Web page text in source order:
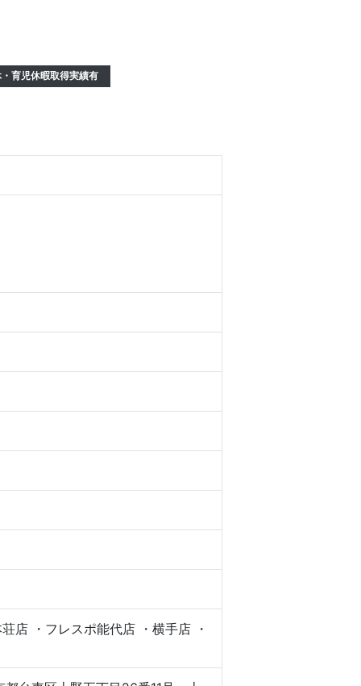
育児休暇取得実績有
店 ・フレスポ能代店 ・横手店 ・